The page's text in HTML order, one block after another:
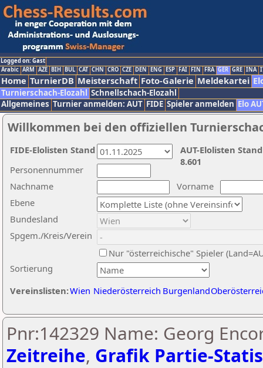
Logged on: Gast
Arabic ARM AZE BIH BUL CAT CHN CRO CZE DEN ENG ESP FAI FIN FRA GER GRE INA
Home TurnierDB Meisterschaft Foto-Galerie Meldekartei
Turnierschach-Elozahl Schnellschach-Elozahl
Allgemeines Turnier anmelden: AUT FIDE Spieler anmelden Elo
Willkommen bei den offiziellen
Nachname
Vorname
Ebene
Sortierung
Personennummer
Bundesland
Spgem./Kreis/Verein
Nur "österreichische" Spieler
Vereinslisten:Wien Niederösterreich Burgenland
AUT-Elolisten
8.601
FIDE-Elolisten Stand
Pnr:142329 Name: Georg
Zeitreihe, Grafik Partie-